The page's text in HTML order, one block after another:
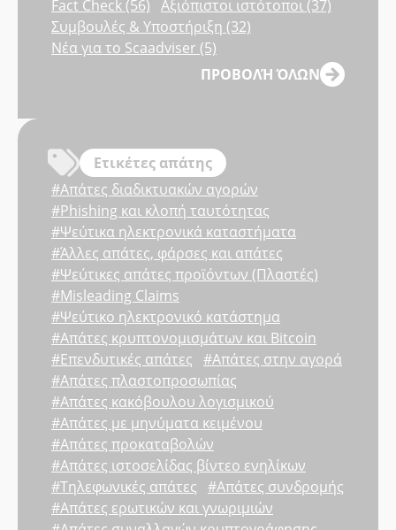
Fact Check (56) Αξιόπιστοι ιστότοποι (37)
Συμβουλές & Υποστήριξη (32)
Νέα για το Scaadviser (5)
ΠΡΟΒΟΛΉ ΌΛΩΝ
Ετικέτες απάτης
#Απάτες διαδικτυακών αγορών
#Phishing και κλοπή ταυτότητας
#Ψεύτικα ηλεκτρονικά καταστήματα
#Άλλες απάτες, φάρσες και απάτες
#Ψεύτικες απάτες προϊόντων (Πλαστές)
#Misleading Claims
#Ψεύτικο ηλεκτρονικό κατάστημα
#Απάτες κρυπτονομισμάτων και Bitcoin
#Επενδυτικές απάτες #Απάτες στην αγορά
#Απάτες πλαστοπροσωπίας
#Απάτες κακόβουλου λογισμικού
#Απάτες με μηνύματα κειμένου
#Απάτες προκαταβολών
#Απάτες ιστοσελίδας βίντεο ενηλίκων
#Τηλεφωνικές απάτες #Απάτες συνδρομής
#Απάτες ερωτικών και γνωριμιών